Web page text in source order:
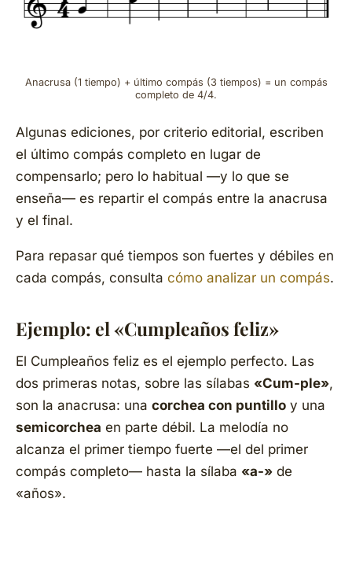
Anacrusa (1 tiempo) + último compás (3 tiempos) = un compás
completo de 4/4.
Algunas ediciones, por criterio editorial, escriben
el último compás completo en lugar de
compensarlo; pero lo habitual —y lo que se
enseña— es repartir el compás entre la anacrusa
y el final.
Para repasar qué tiempos son fuertes y débiles en
cada compás, consulta cómo analizar un compás.
Ejemplo: el «Cumpleaños feliz»
El Cumpleaños feliz es el ejemplo perfecto. Las
dos primeras notas, sobre las sílabas «Cum-ple»,
son la anacrusa: una corchea con puntillo y una
semicorchea en parte débil. La melodía no
alcanza el primer tiempo fuerte —el del primer
compás completo— hasta la sílaba «a-» de
«años».